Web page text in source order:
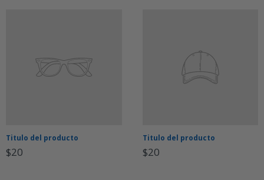
Titulo del producto
$20
Titulo del producto
$20